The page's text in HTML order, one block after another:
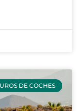
DE COCHES